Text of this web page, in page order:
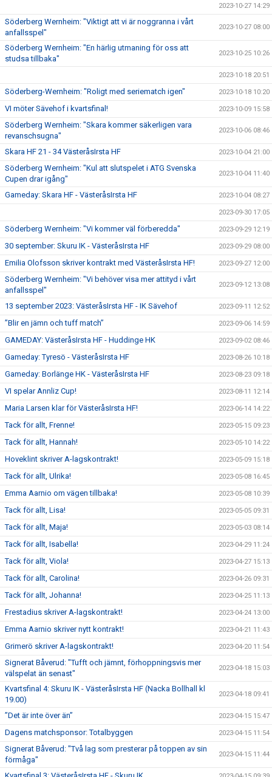
2023-10-27 14:29
Söderberg Wernheim: "Viktigt att vi är noggranna i vårt
anfallsspel"
2023-10-27 08:00
Söderberg Wernheim: "En härlig utmaning för oss att
studsa tillbaka"
2023-10-25 10:26
2023-10-18 20:51
Söderberg-Wernheim: "Roligt med seriematch igen" 2023-10-18 10:20
VI möter Sävehof i kvartsfinal! 2023-10-09 15:58
Söderberg Wernheim: "Skara kommer säkerligen vara
revanschsugna"
2023-10-06 08:46
Skara HF 21 - 34 VästeråsIrsta HF 2023-10-04 21:00
Söderberg Wernheim: "Kul att slutspelet i ATG Svenska
Cupen drar igång"
2023-10-04 11:40
Gameday: Skara HF - VästeråsIrsta HF 2023-10-04 08:27
2023-09-30 17:05
Söderberg Wernheim: "Vi kommer väl förberedda" 2023-09-29 12:19
30 september: Skuru IK - VästeråsIrsta HF 2023-09-29 08:00
Emilia Olofsson skriver kontrakt med VästeråsIrsta HF! 2023-09-27 12:00
Söderberg Wernheim: "Vi behöver visa mer attityd i vårt
anfallsspel"
2023-09-12 13:08
13 september 2023: VästeråsIrsta HF - IK Sävehof 2023-09-11 12:52
”Blir en jämn och tuff match” 2023-09-06 14:59
GAMEDAY: VästeråsIrsta HF - Huddinge HK 2023-09-02 08:46
Gameday: Tyresö - VästeråsIrsta HF 2023-08-26 10:18
Gameday: Borlänge HK - VästeråsIrsta HF 2023-08-23 09:18
VI spelar Annliz Cup! 2023-08-11 12:14
Maria Larsen klar för VästeråsIrsta HF! 2023-06-14 14:22
Tack för allt, Frenne! 2023-05-15 09:23
Tack för allt, Hannah! 2023-05-10 14:22
Hoveklint skriver A-lagskontrakt! 2023-05-09 15:18
Tack för allt, Ulrika! 2023-05-08 16:45
Emma Aarnio om vägen tillbaka! 2023-05-08 10:39
Tack för allt, Lisa! 2023-05-05 09:31
Tack för allt, Maja! 2023-05-03 08:14
Tack för allt, Isabella! 2023-04-29 11:24
Tack för allt, Viola! 2023-04-27 15:13
Tack för allt, Carolina! 2023-04-26 09:31
Tack för allt, Johanna! 2023-04-25 11:13
Frestadius skriver A-lagskontrakt! 2023-04-24 13:00
Emma Aarnio skriver nytt kontrakt! 2023-04-21 11:43
Grimerö skriver A-lagskontrakt! 2023-04-20 11:54
Signerat Båverud: "Tufft och jämnt, förhoppningsvis mer
välspelat än senast"
2023-04-18 15:03
Kvartsfinal 4: Skuru IK - VästeråsIrsta HF (Nacka Bollhall kl
19.00)
2023-04-18 09:41
”Det är inte över än” 2023-04-15 15:47
Dagens matchsponsor: Totalbyggen 2023-04-15 11:54
Signerat Båverud: "Två lag som presterar på toppen av sin
förmåga"
2023-04-15 11:44